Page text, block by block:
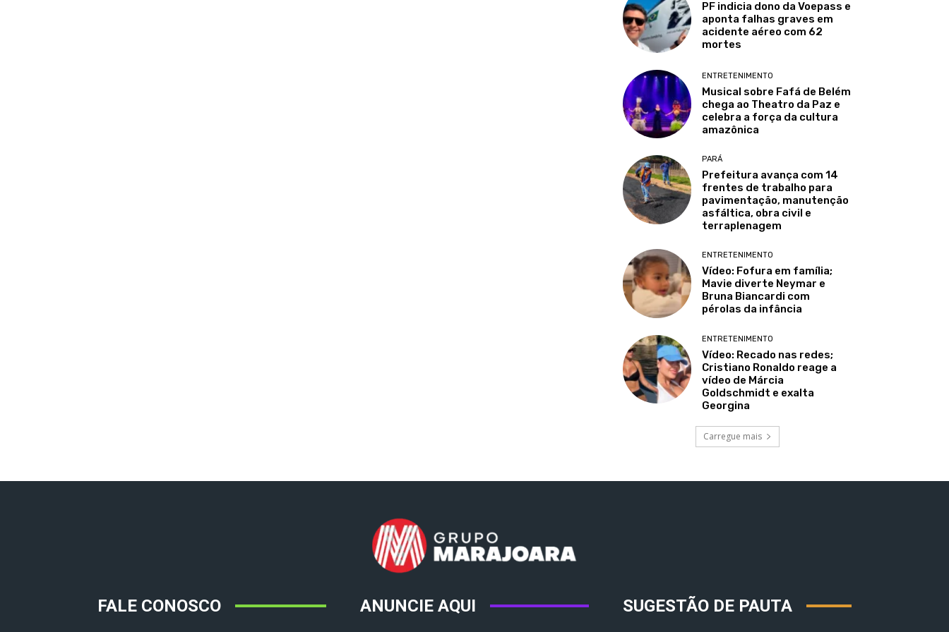
PF indicia dono da Voepass e
aponta falhas graves em
acidente aéreo com 62
mortes
ENTRETENIMENTO
Musical sobre Fafá de Belém
chega ao Theatro da Paz e
celebra a força da cultura
amazônica
PARÁ
Prefeitura avança com 14
frentes de trabalho para
pavimentação, manutenção
asfáltica, obra civil e
terraplenagem
ENTRETENIMENTO
Vídeo: Fofura em família;
Mavie diverte Neymar e
Bruna Biancardi com
pérolas da infância
ENTRETENIMENTO
Vídeo: Recado nas redes;
Cristiano Ronaldo reage a
vídeo de Márcia
Goldschmidt e exalta
Georgina
Carregue mais
FALE CONOSCO ANUNCIE AQUI SUGESTÃO DE PAUTA